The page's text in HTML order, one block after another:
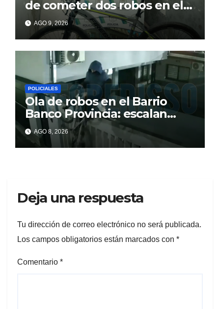
de cometer dos robos en el
barrio Banco Provincia
AGO 9, 2026
POLICIALES
Ola de robos en el Barrio
Banco Provincia: escalan
paredes en la noche y nadie
responde
AGO 8, 2026
Deja una respuesta
Tu dirección de correo electrónico no será publicada.
Los campos obligatorios están marcados con *
Comentario *